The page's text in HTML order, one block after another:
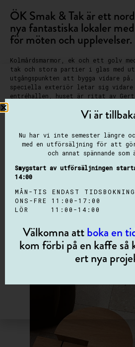
ÖK Smak & Tak är ett
nya fantastiska lokaler
för möten och upplevelser.
Kolmårdsmarmor, ek och ett golv
tak och stora partier i glas med
utgångspunkten att bygga vidare
speciella exteriör letar sig
entréhallen, huset är ritat av Gert
Vi är
Nu har vi inte semester längre
med en utförsäljning för att
och annat spännande som
Smygstart av utförsäljningen
14:00
MÅN-TIS ENDAST TIDSBOKNING
ONS-FRE 11:00-17:00
LÖR 11:00-14:00
Välkomna attboka en
kom förbi på en kaffe så
ert nya